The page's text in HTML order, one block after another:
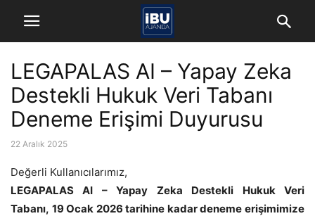
LEGAPALAS AI – Yapay Zeka
Destekli Hukuk Veri Tabanı
Deneme Erişimi Duyurusu
22 Aralık 2025
Değerli Kullanıcılarımız,
LEGAPALAS AI – Yapay Zeka Destekli Hukuk Veri
Tabanı, 19 Ocak 2026 tarihine kadar deneme erişimimize